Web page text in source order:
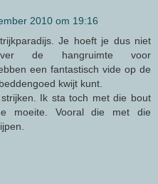
2010 om 19:16
Je hoeft je dus niet
de hangruimte voor
een fantastisch vide op de
kwijt kunt.
Ik sta toch met die bout
moeite. Vooral die met die